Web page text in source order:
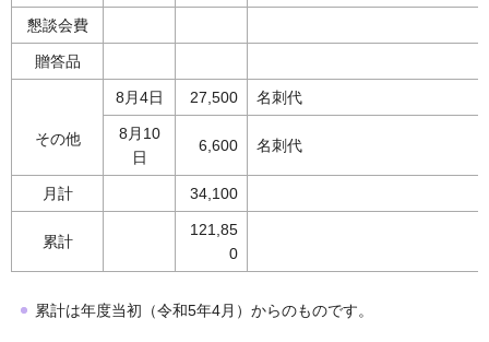
懇談会費
贈答品
その他
8月4日 27,500 名刺代
8月10
日
6,600 名刺代
月計 34,100
累計
121,85
0
累計は年度当初（令和5年4月）からのものです。